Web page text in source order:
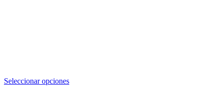
Seleccionar opcionesEste